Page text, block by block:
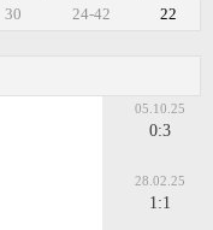
22
24-42
30
05.10.25
0:3
28.02.25
1:1